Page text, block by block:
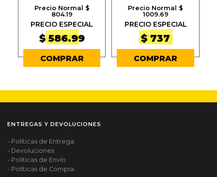
Precio Normal $
804.19
PRECIO ESPECIAL
$ 586.99
COMPRAR
Precio Normal $
1009.69
PRECIO ESPECIAL
$ 737
COMPRAR
ENTREGAS Y DEVOLUCIONES
- Políticas de Entrega
- Devoluciones
- Políticas de Envío
- Políticas de Compra